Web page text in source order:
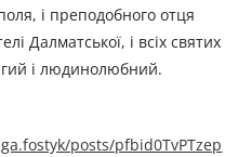
і преподобного отця
Далматської, і всіх святих
і людинолюбний.
posts/pfbid0TvPTzep